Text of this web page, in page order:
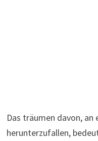
Das träumen davon, an
herunterzufallen,